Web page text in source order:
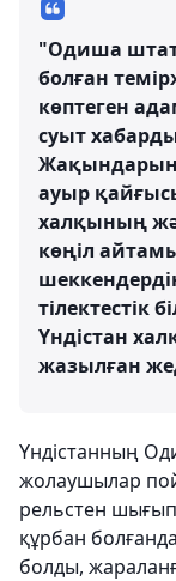
"Одиша
болған
көптеген
суыт
ауыр
халқының
көңіл
тілектестік
Үндістан
жазылған
Үндістанның
жолаушылар
рельстен
құрбан
болды,